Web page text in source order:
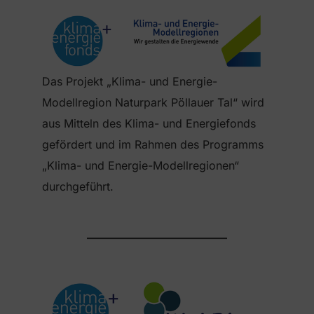
Das Projekt „Klima- und Energie-
Modellregion Naturpark Pöllauer Tal“ wird
aus Mitteln des Klima- und Energiefonds
gefördert und im Rahmen des Programms
„Klima- und Energie-Modellregionen“
durchgeführt.